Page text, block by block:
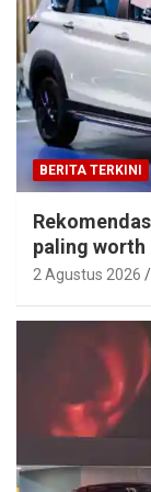
BERITA TERKINI
paling worth
2 Agustus 2026